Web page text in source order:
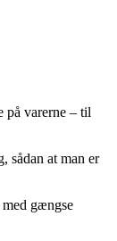
på varerne – til
sådan at man er
gængse